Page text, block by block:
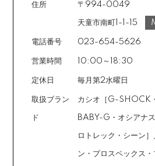
住所 〒994-0049
天童市南町1-1-15
電話番号 023-654-5626
営業時間 10:00～18:30
定休日 毎月第2水曜日
取扱ブラン
ド
カシオ［G-SHOCK
BABY-G・オシアナ
ロトレック・シーン
ン・プロスペックス